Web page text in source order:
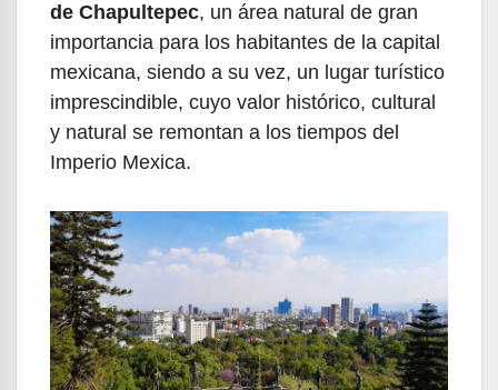
de Chapultepec, un área natural de gran
importancia para los habitantes de la capital
mexicana, siendo a su vez, un lugar turístico
imprescindible, cuyo valor histórico, cultural
y natural se remontan a los tiempos del
Imperio Mexica.